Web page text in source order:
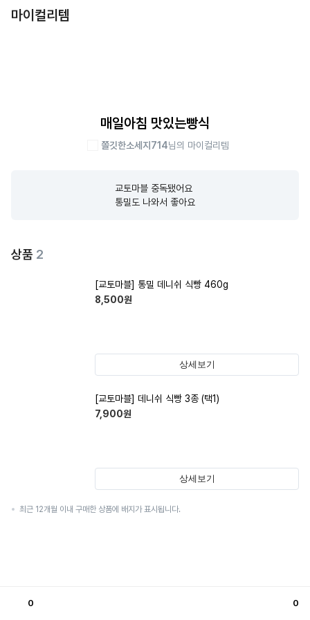
마이컬리템
매일아침 맛있는빵식
쫄깃한소세지714님의 마이컬리템
교토마블 중독됐어요
통밀도 나와서 좋아요
상품 2
[교토마블] 통밀 데니쉬 식빵 460g
8,500원
상세보기
[교토마블] 데니쉬 식빵 3종 (택1)
7,900원
상세보기
최근 12개월 이내 구매한 상품에 배지가 표시됩니다.
0 0